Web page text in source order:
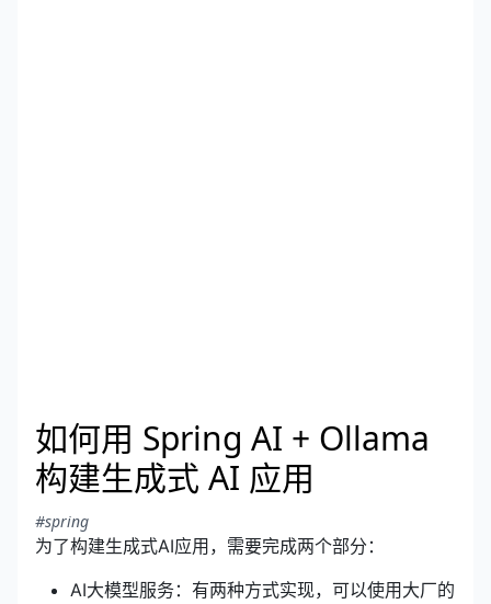
如何用 Spring AI + Ollama
构建生成式 AI 应用
#spring
为了构建生成式AI应用，需要完成两个部分：
AI大模型服务：有两种方式实现，可以使用大厂的